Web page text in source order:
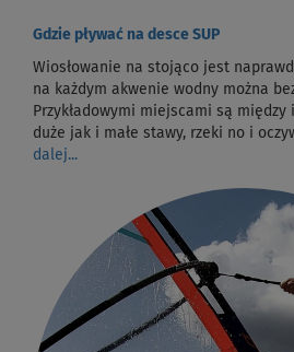
Gdzie pływać na desce SUP
Wiosłowanie na stojąco jest
na każdym akwenie wodny można
Przykładowymi miejscami są
duże jak i małe stawy, rzeki no i
dalej...